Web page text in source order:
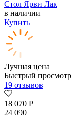
Стол Ярви Лак
в наличии
Купить
Лучшая цена
Быстрый просмотр
19 отзывов
18 070 Р
24 090